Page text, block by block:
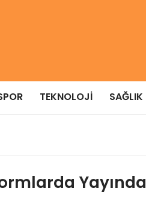
TEKNOLOJI SAĞLIK
Yayında